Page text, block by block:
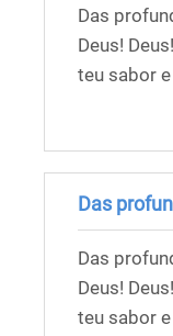
Das
Deus!
teu sabor
Das
Das
Deus!
teu sabor